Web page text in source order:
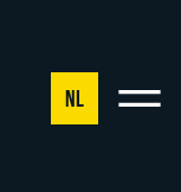
NL